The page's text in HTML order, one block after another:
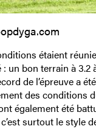
étaient
un bon terrain à 3.2
de l’épreuve a
des conditions
également été
surtout le style